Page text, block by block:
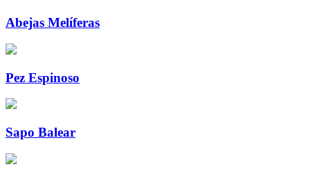
Abejas Melíferas
Pez Espinoso
Sapo Balear